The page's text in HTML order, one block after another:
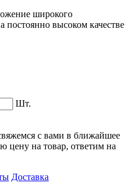
широкого
постоянно высоком качестве
Шт.
с вами в ближайшее
цену на товар, ответим на
Доставка